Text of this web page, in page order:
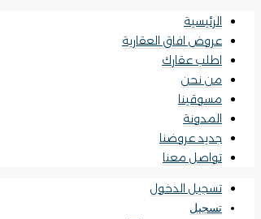
الرئيسية
عروض افاق العقارية
اطلب عقارك
من نحن
مسوقينا
المدونة
جديد عروضنا
تواصل معنا
تسجيل الدخول
تسجيل